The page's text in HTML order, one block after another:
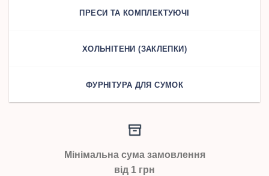
ПРЕСИ ТА КОМПЛЕКТУЮЧІ
ХОЛЬНІТЕНИ (ЗАКЛЕПКИ)
ФУРНІТУРА ДЛЯ СУМОК
Мінімальна сума замовлення
від 1 грн